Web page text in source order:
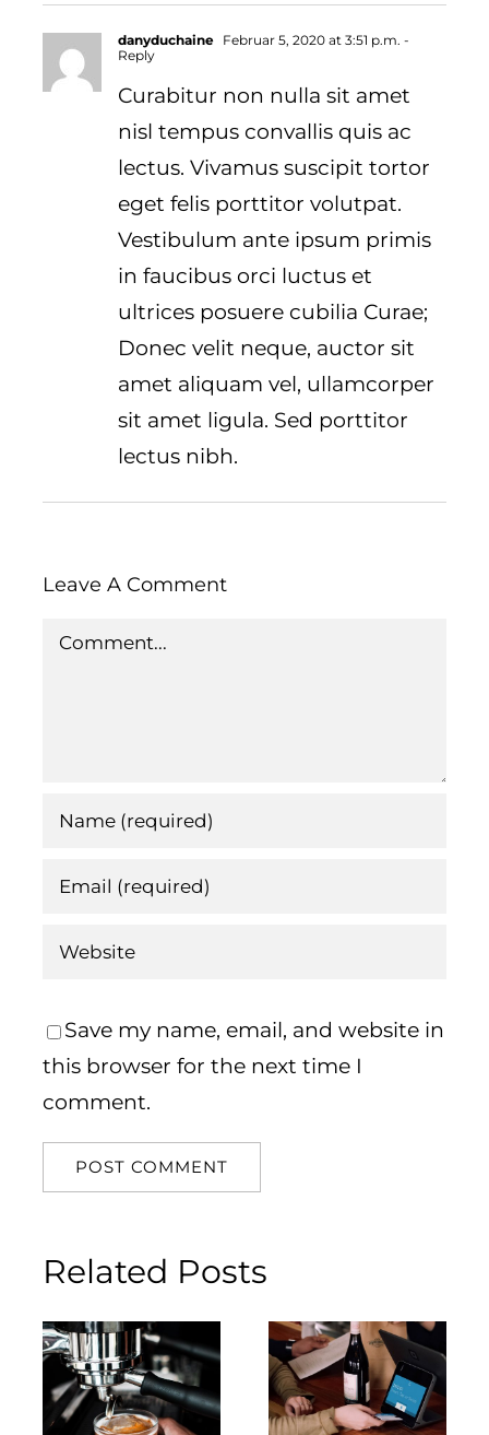
danyduchaine Februar 5, 2020 at 3:51 p.m. -
Reply
Curabitur non nulla sit amet
nisl tempus convallis quis ac
lectus. Vivamus suscipit tortor
eget felis porttitor volutpat.
Vestibulum ante ipsum primis
in faucibus orci luctus et
ultrices posuere cubilia Curae;
Donec velit neque, auctor sit
amet aliquam vel, ullamcorper
sit amet ligula. Sed porttitor
lectus nibh.
Leave A Comment
Comment
Save my name, email, and website in
this browser for the next time I
comment.
Related Posts